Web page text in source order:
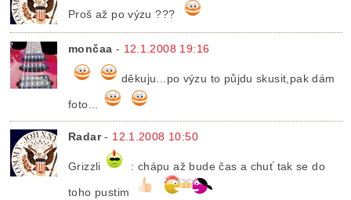
Proš až po výzu ???
mončaa - 12.1.2008 19:16
děkuju...po výzu to půjdu skusit,pak dám
foto...
Radar- 12.1.2008 10:50
Grizzli : chápu až bude čas a chuť tak se do
toho pustim